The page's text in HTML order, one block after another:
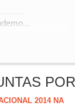
2014 NA